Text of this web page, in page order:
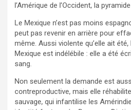
l’Amérique de l’Occident, la
Le Mexique n’est pas moins
peut pas revenir en arrière pour
même. Aussi violente qu’elle ait
Mexique est indélébile : elle a été
sang.
Non seulement la demande est
contreproductive, mais elle
sauvage, qui infantilise les